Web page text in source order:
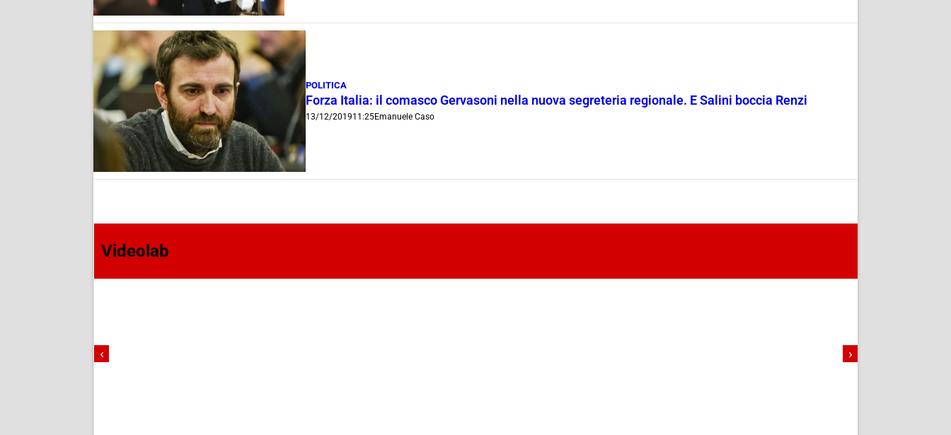
POLITICA
Forza Italia: il comasco Gervasoni nella nuova segreteria regionale. E Salini boccia Renzi
13/12/201911:25Emanuele Caso
Videolab
‹ ›